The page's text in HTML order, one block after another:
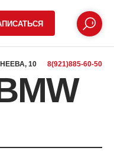
10 8(921)885-60-50